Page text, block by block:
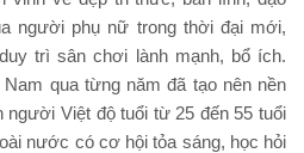
người phụ nữ trong thời đại mới,
trì sân chơi lành mạnh, bổ ích.
Nam qua từng năm đã tạo nên nền
người Việt độ tuổi từ 25 đến 55 tuổi
nước có cơ hội tỏa sáng, học hỏi